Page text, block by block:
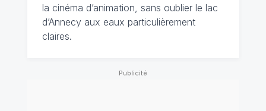
la cinéma d’animation, sans oublier le lac
d’Annecy aux eaux particulièrement
claires.